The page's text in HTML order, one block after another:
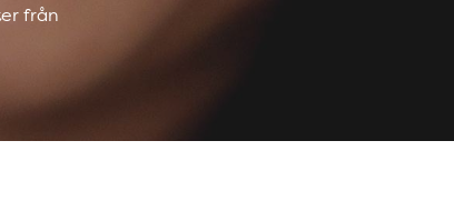
från